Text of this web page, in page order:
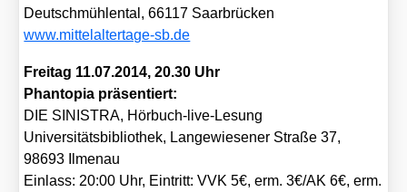
Deutsch­müh­len­tal, 66117 Saar­brü­cken
www​.mit​tel​al​ter​ta​ge​-sb​.de
Frei­tag 11.07.2014, 20.30 Uhr
Phan­to­pia prä­sen­tiert:
DIE SINISTRA, Hör­buch-live-Lesung
Uni­ver­si­täts­bi­blio­thek, Lan­ge­wie­se­ner Stra­ße 37,
98693 Ilmen­au
Ein­lass: 20:00 Uhr, Ein­tritt: VVK 5€, erm. 3€/AK 6€, erm.